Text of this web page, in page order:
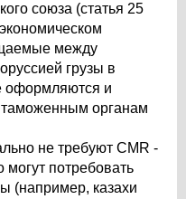
союза (статья 25
между
грузы в
оформляются и
органам
не требуют CMR -
могут потребовать
(например, казахи